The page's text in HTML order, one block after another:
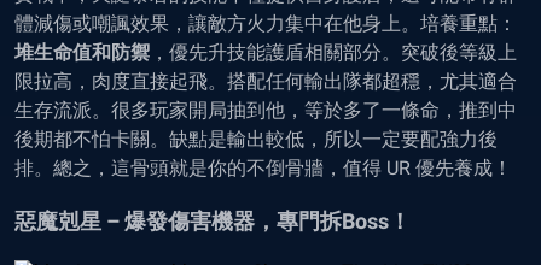
體減傷或嘲諷效果，讓敵方火力集中在他身上。培養重點：
堆生命值和防禦 ，優先升技能護盾相關部分。突破後等級上
限拉高，肉度直接起飛。搭配任何輸出隊都超穩，尤其適合
生存流派。很多玩家開局抽到他，等於多了一條命，推到中
後期都不怕卡關。缺點是輸出較低，所以一定要配強力後
排。總之，這骨頭就是你的不倒骨牆，值得 UR 優先養成！
惡魔剋星 – 爆發傷害機器，專門拆Boss！